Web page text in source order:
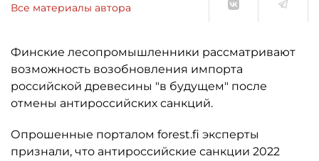
Все материалы автора
Финские лесопромышленники рассматривают
возможность возобновления импорта
российской древесины "в будущем" после
отмены антироссийских санкций.
Опрошенные порталом forest.fi эксперты
признали, что антироссийские санкции 2022